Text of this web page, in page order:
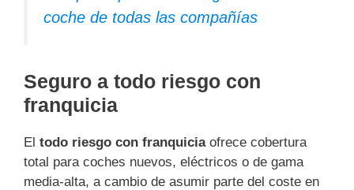
coche de todas las compañías
Seguro a todo riesgo con
franquicia
El todo riesgo con franquiciaofrece cobertura
total para coches nuevos, eléctricos o de gama
media-alta, a cambio de asumir parte del coste en